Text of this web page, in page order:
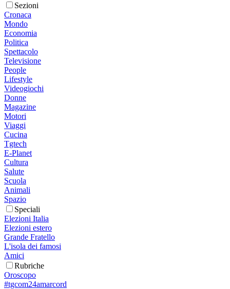
Sezioni
Cronaca
Mondo
Economia
Politica
Spettacolo
Televisione
People
Lifestyle
Videogiochi
Donne
Magazine
Motori
Viaggi
Cucina
Tgtech
E-Planet
Cultura
Salute
Scuola
Animali
Spazio
Speciali
Elezioni Italia
Elezioni estero
Grande Fratello
L'isola dei famosi
Amici
Rubriche
Oroscopo
#tgcom24amarcord